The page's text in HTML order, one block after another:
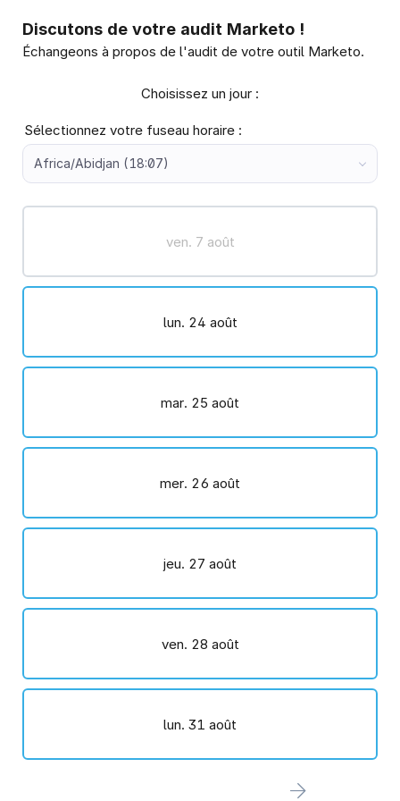
Discutons de votre audit Marketo !
Échangeons à propos de l'audit de votre outil Marketo.
Choisissez un jour :
Sélectionnez votre fuseau horaire :
Africa/Abidjan (18:07)
ven. 7 août
lun. 24 août
mar. 25 août
mer. 26 août
jeu. 27 août
ven. 28 août
lun. 31 août